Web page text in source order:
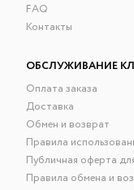
FAQ
Контакты
ОБСЛУЖИВАНИЕ
Оплата заказа
Доставка
Обмен и возврат
Правила
Публичная оферта
Правила обмена и